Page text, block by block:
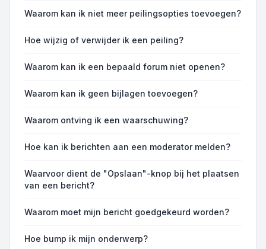
Waarom kan ik niet meer peilingsopties toevoegen?
Hoe wijzig of verwijder ik een peiling?
Waarom kan ik een bepaald forum niet openen?
Waarom kan ik geen bijlagen toevoegen?
Waarom ontving ik een waarschuwing?
Hoe kan ik berichten aan een moderator melden?
Waarvoor dient de "Opslaan"-knop bij het plaatsen
van een bericht?
Waarom moet mijn bericht goedgekeurd worden?
Hoe bump ik mijn onderwerp?